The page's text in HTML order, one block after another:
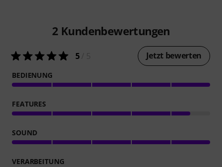
2 Kundenbewertungen
5/ 5 Jetzt bewerten
BEDIENUNG
FEATURES
SOUND
VERARBEITUNG